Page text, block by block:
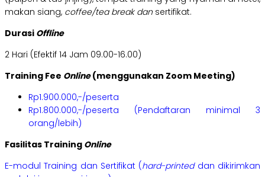
makan siang, coffee/tea break dan sertifikat.
Durasi Offline
2 Hari (Efektif 14 Jam 09.00-16.00)
Training Fee Online(menggunakan Zoom Meeting)
Rp1.900.000,-/peserta
Rp1.800.000,-/peserta (Pendaftaran minimal 3
orang/lebih)
Fasilitas Training Online
E-modul Training dan Sertifikat (hard-printeddan dikirimkan